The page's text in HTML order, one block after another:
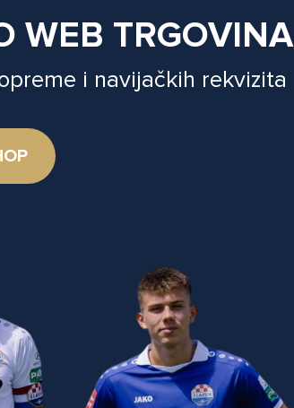
WEB TRGOVINA
i navijačkih rekvizita